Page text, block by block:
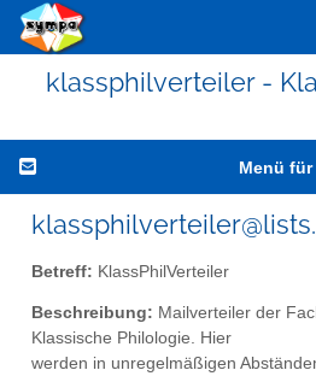
klassphilverteiler -
Menü
Betreff: KlassPhilVerteiler
Beschreibung: Mailverteiler der
Klassische Philologie. Hier
werden in unregelmäßigen